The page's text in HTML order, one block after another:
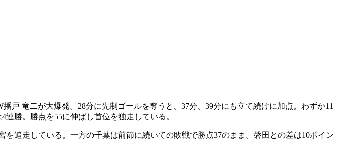
戸 竜二が大爆発。28分に先制ゴールを奪うと、37分、39分にも立て続けに加点。わずか11
勝。勝点を55に伸ばし首位を独走している。
追走している。一方の千葉は前節に続いての敗戦で勝点37のまま。磐田との差は10ポイン